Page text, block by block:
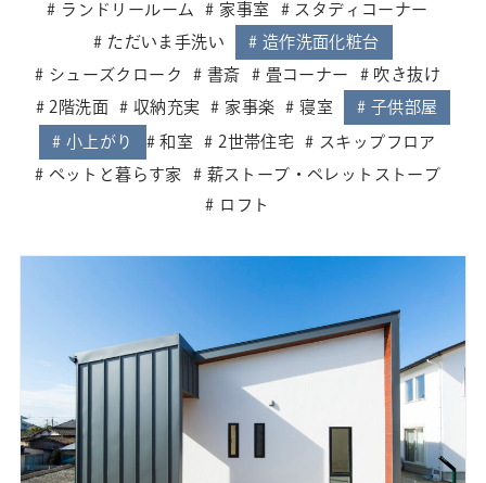
ランドリールーム
家事室
スタディコーナー
ただいま手洗い
造作洗面化粧台
シューズクローク
書斎 畳コーナー
吹き抜け
2階洗面
収納充実 家事楽 寝室 子供部屋
小上がり 和室 2世帯住宅
スキップフロア
ペットと暮らす家
薪ストーブ・ペレットストーブ
ロフト